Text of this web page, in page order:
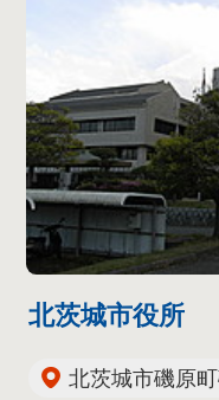
北茨城市役所
北茨城市磯原